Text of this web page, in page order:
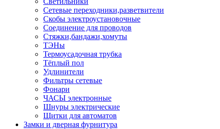
Сетевые переходники,разветвители
Скобы электроустановочные
Соединение для проводов
Стяжки,бандажи,хомуты
ТЭНы
Термоусадочная трубка
Тёплый пол
Удлинители
Фильтры сетевые
Фонари
ЧАСЫ электронные
Шнуры электрические
Щитки для автоматов
Замки и дверная фурнитура